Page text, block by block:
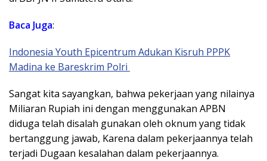
Baca Juga:
Indonesia Youth Epicentrum Adukan Kisruh PPPK
Madina ke Bareskrim Polri
Sangat kita sayangkan, bahwa pekerjaan yang nilainya
Miliaran Rupiah ini dengan menggunakan APBN
diduga telah disalah gunakan oleh oknum yang tidak
bertanggung jawab, Karena dalam pekerjaannya telah
terjadi Dugaan kesalahan dalam pekerjaannya.